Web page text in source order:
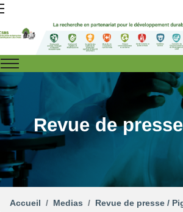
Revue de
Accueil Medias Revue de presse /